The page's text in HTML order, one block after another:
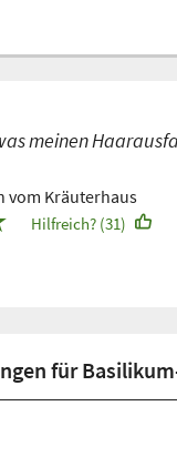
meinen
vom Kräuterhaus
Hilfreich? (31)
für